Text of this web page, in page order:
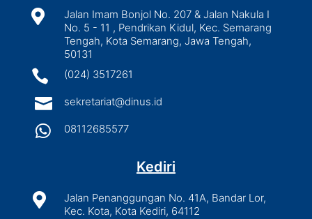

Jalan Imam Bonjol No. 207 & Jalan Nakula I
No. 5 - 11 , Pendrikan Kidul, Kec. Semarang
Tengah, Kota Semarang, Jawa Tengah,
50131
 (024) 3517261
 sekretariat@dinus.id
 08112685577
Kediri

Jalan Penanggungan No. 41A, Bandar Lor,
Kec. Kota, Kota Kediri, 64112